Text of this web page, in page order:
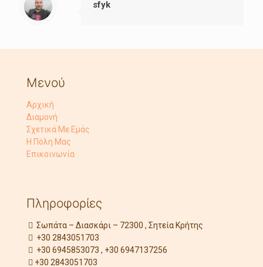
sfyk
Μενού
Αρχική
Διαμονή
Σχετικά Με Εμάς
Η Πόλη Μας
Επικοινωνία
Πληροφορίες
Σωπάτα – Διασκάρι – 72300 , Σητεία Κρήτης
+30 2843051703
+30 6945853073 , +30 6947137256
+30 2843051703